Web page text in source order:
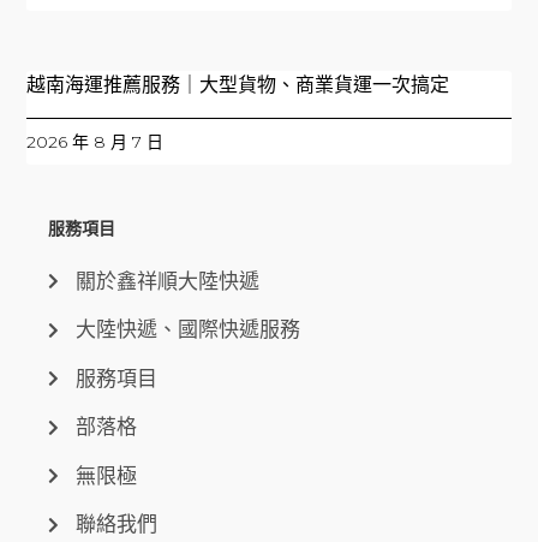
越南海運推薦服務｜大型貨物、商業貨運一次搞定
2026 年 8 月 7 日
服務項目
關於鑫祥順大陸快遞
大陸快遞、國際快遞服務
服務項目
部落格
無限極
聯絡我們